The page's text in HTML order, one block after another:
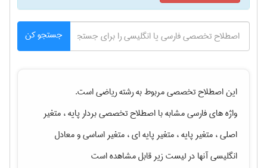
جستجو کن
این اصطلاح تخصصی مربوط به رشتهرياضیاست.
واژه های فارسی مشابه با اصطلاح تخصصیبردار پایه ، متغیر
اصلی ، متغیر پایه ، متغیر پایه ای ، متغیر اساسیو معادل
انگلیسی آنها در لیست زیر قابل مشاهده است